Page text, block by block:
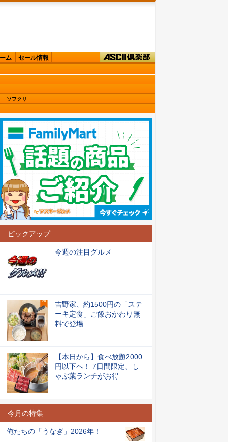
ム セール情報
ソフクリ
ピックアップ
今週の注目グルメ
吉野家、約1500円の「ステ
ーキ定食」ご飯おかわり無
料で登場
【本日から】食べ放題2000
円以下へ！ 7日間限定、し
ゃぶ葉ランチがお得
今月の特集
俺たちの「うなぎ」2026年！